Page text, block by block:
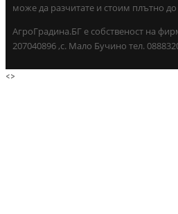
може да разчитате и стоим плътно до
АгроГрадина.БГ е собственост на
207040896 ,с. Мало Бучино тел.
<>